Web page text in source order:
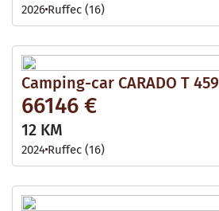
2026 Ruffec (16)
Camping-car CARADO T 459
66146 €
12 KM
2024 Ruffec (16)